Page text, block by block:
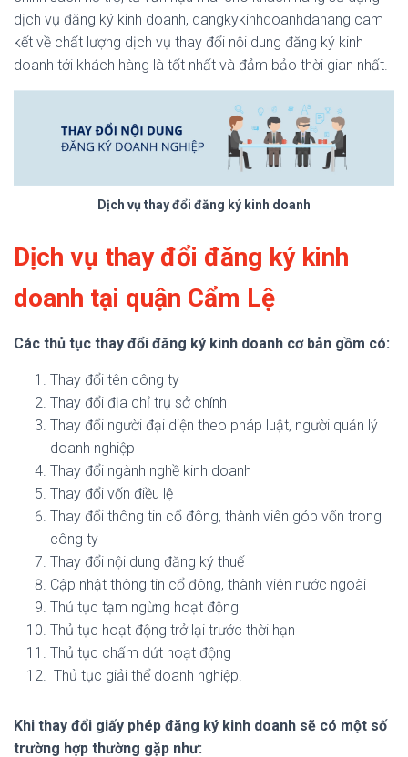
dịch vụ đăng ký kinh doanh, dangkykinhdoanhdanang cam
kết về chất lượng dịch vụ thay đổi nội dung đăng ký kinh
doanh tới khách hàng là tốt nhất và đảm bảo thời gian nhất.
Dịch vụ thay đổi đăng ký kinh doanh
Dịch vụ thay đổi đăng ký kinh
doanh tại quận Cẩm Lệ
Các thủ tục thay đổi đăng ký kinh doanh cơ bản gồm có:
Thay đổi tên công ty
Thay đổi địa chỉ trụ sở chính
Thay đổi người đại diện theo pháp luật, người quản lý
doanh nghiệp
Thay đổi ngành nghề kinh doanh
Thay đổi vốn điều lệ
Thay đổi thông tin cổ đông, thành viên góp vốn trong
công ty
Thay đổi nội dung đăng ký thuế
Cập nhật thông tin cổ đông, thành viên nước ngoài
Thủ tục tạm ngừng hoạt động
Thủ tục hoạt động trở lại trước thời hạn
Thủ tục chấm dứt hoạt động
Thủ tục giải thể doanh nghiệp.
Khi thay đổi giấy phép đăng ký kinh doanh sẽ có một số
trường hợp thường gặp như: